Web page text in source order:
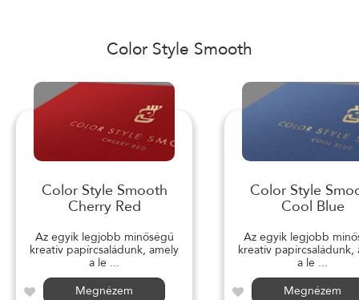
Color Style Smooth
Color Style Smooth
Cherry Red
Az egyik legjobb minőségű
kreatív papírcsaládunk, amely
a le ...
Megnézem
Color Style
Cool Blue
Az egyik legjobb
kreatív papírcsaládunk,
a le ...
Megnézem